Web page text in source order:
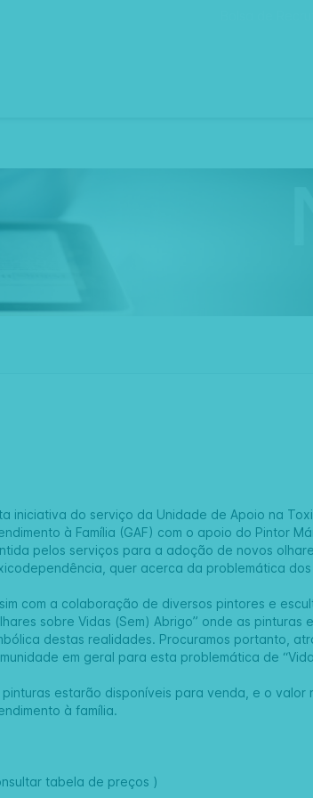
iniciativa do serviço da Unidade de Apoio na
à Família (GAF) com o apoio do Pintor
pelos serviços para a adoção de novos
quer acerca da problemática dos
com a colaboração de diversos pintores e
sobre Vidas (Sem) Abrigo” onde as
destas realidades. Procuramos portanto,
em geral para esta problemática de
pinturas estarão disponíveis para venda, e o
à família.
tabela de preços )